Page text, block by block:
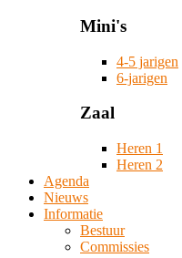
Mini's
4-5 jarigen
6-jarigen
Zaal
Heren 1
Heren 2
Agenda
Nieuws
Informatie
Bestuur
Commissies